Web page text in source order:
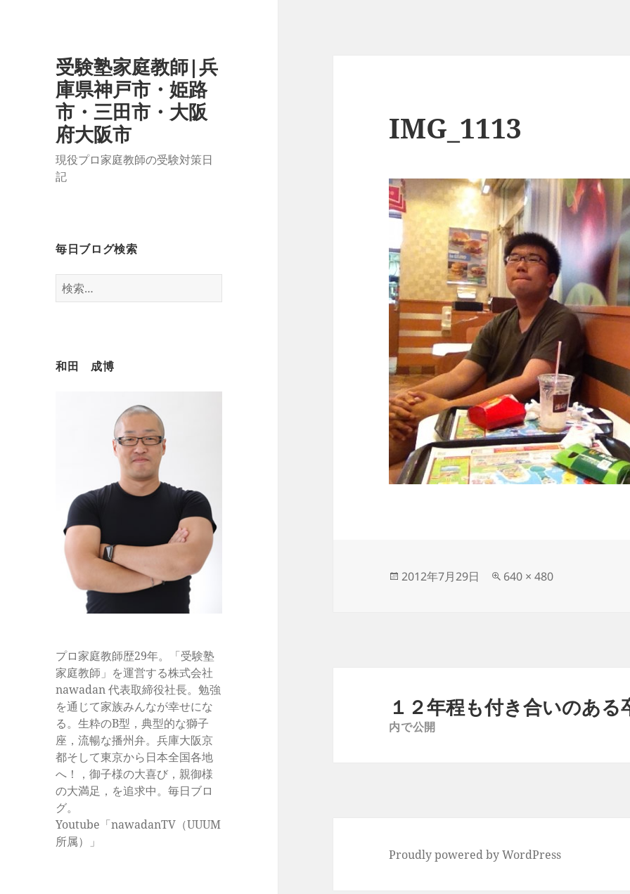
受験塾家庭教師|兵
庫県神戸市・姫路
市・三田市・大阪
府大阪市
現役プロ家庭教師の受験対策日
記
毎日ブログ検索
検
索:
和田 成博
プロ家庭教師歴29年。「受験塾
家庭教師」を運営する株式会社
nawadan 代表取締役社長。勉強
を通じて家族みんなが幸せにな
る。生粋のB型，典型的な獅子
座，流暢な播州弁。兵庫大阪京
都そして東京から日本全国各地
へ！，御子様の大喜び，親御様
の大満足，を追求中。毎日ブロ
グ。
Youtube「nawadanTV（UUUM
所属）」
IMG_1113
投
2012年7月29日
フ
640 × 480
１２年程も付き合いのある
内で公開
Proudly powered by WordPress